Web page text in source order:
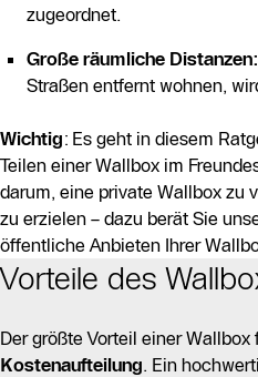
zugeordnet.
Große räumliche Distanzen:
Straßen entfernt wohnen,
Wichtig: Es geht in diesem
Teilen einer Wallbox im
darum, eine private Wallbox zu
zu erzielen – dazu berät Sie
öffentliche Anbieten Ihrer
Vorteile des
Der größte Vorteil einer
Kostenaufteilung. Ein